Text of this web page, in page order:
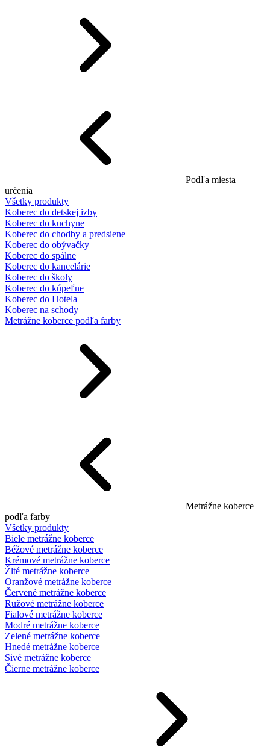
Podľa miesta
určenia
Všetky produkty
Koberec do detskej izby
Koberec do kuchyne
Koberec do chodby a predsiene
Koberec do obývačky
Koberec do spálne
Koberec do kancelárie
Koberec do školy
Koberec do kúpeľne
Koberec do Hotela
Koberec na schody
Metrážne koberce podľa farby
Metrážne koberce
podľa farby
Všetky produkty
Biele metrážne koberce
Béžové metrážne koberce
Krémové metrážne koberce
Žlté metrážne koberce
Oranžové metrážne koberce
Červené metrážne koberce
Ružové metrážne koberce
Fialové metrážne koberce
Modré metrážne koberce
Zelené metrážne koberce
Hnedé metrážne koberce
Sivé metrážne koberce
Čierne metrážne koberce